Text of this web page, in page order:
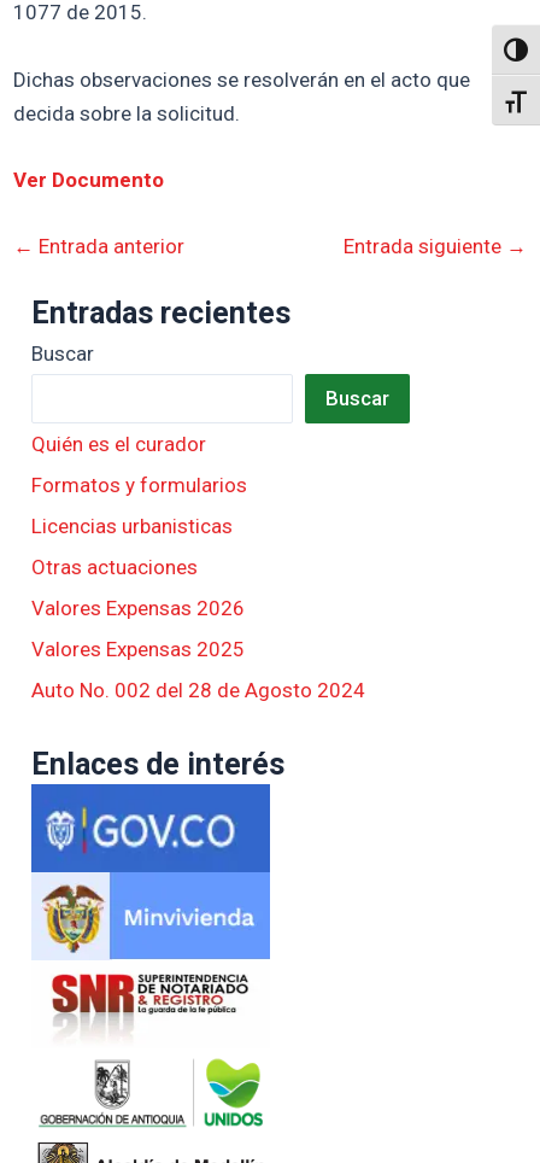
1077 de 2015.
Dichas observaciones se resolverán en el acto que
decida sobre la solicitud.
Ver Documento
← Entrada anterior Entrada siguiente →
Entradas recientes
Buscar
Buscar
Quién es el curador
Formatos y formularios
Licencias urbanisticas
Otras actuaciones
Valores Expensas 2026
Valores Expensas 2025
Auto No. 002 del 28 de Agosto 2024
Enlaces de interés